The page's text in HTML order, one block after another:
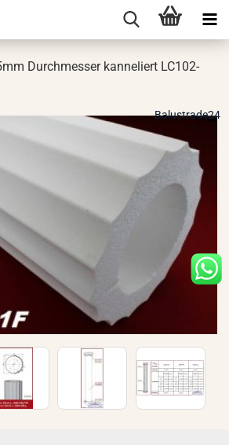
Durch­mes­ser kan­ne­liert LC102-​
Balustrade24